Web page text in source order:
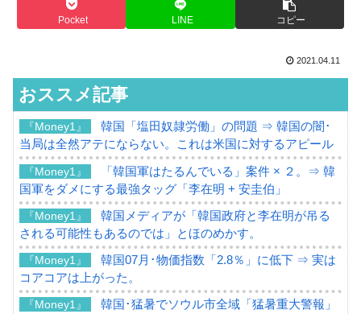
Pocket LINE コピー
2021.04.11
おススメ記事
『Money1』
韓国「塩田奴隷労働」の問題 ⇒ 韓国の闇･
当局は全然アテにならない。これは米国に対するアピール
『Money1』
「韓国軍はたるんでいる」案件 × ２。⇒ 韓
国軍をダメにする最強タッグ「李在明 + 安圭伯」
『Money1』
韓国メディアが「韓国政府と李在明が吊る
される可能性もあるのでは」とほのめかす。
『Money1』
韓国07月･物価指数「2.8％」に低下 ⇒ 実は
コアコアは上がった。
『Money1』
韓国･猛暑でソウル市全域「猛暑重大警報」